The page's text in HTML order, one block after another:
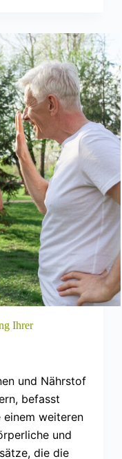
Ihrer
und Nährstof
befasst
einem weiteren
und
die die